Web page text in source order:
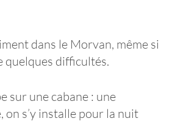
dans le Morvan, même si
quelques difficultés.
sur une cabane : une
on s’y installe pour la nuit